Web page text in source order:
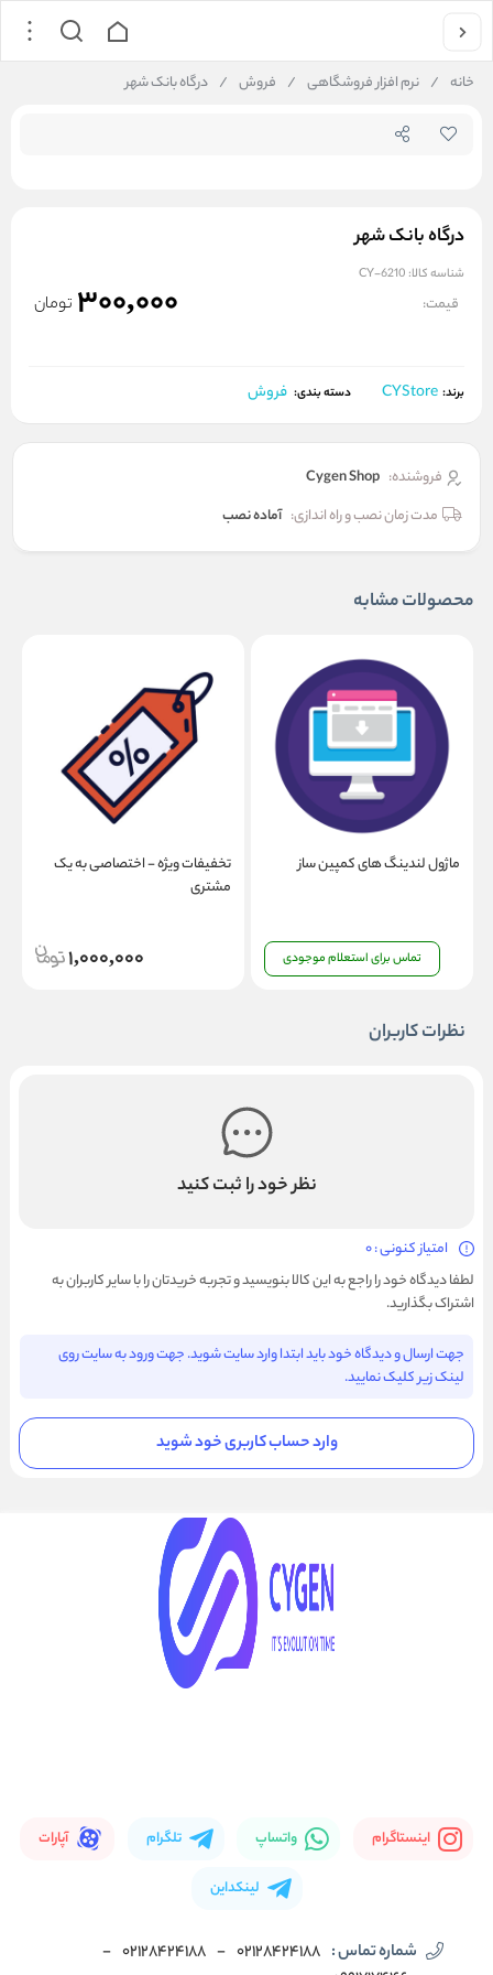
خانه / نرم افزار فروشگاهی / فروش / درگاه بانک شهر
درگاه بانک شهر
شناسه کالا: CY-6210
قیمت: 300,000 تومان
برند: CYStore دسته بندی: فروش
فروشنده: Cygen Shop
مدت زمان نصب و راه اندازی: آماده نصب
محصولات مشابه
ماژول لندینگ های کمپین ساز
تماس برای استعلام موجودی
تخفیفات ویژه - اختصاصی به یک
مشتری
1,000,000
نظرات کاربران
نظر خود را ثبت کنید
امتیاز کنونی : 0
لطفا دیدگاه خود را راجع به این کالا بنویسید و تجربه خریدتان را با سایر کاربران به
اشتراک بگذارید.
جهت ارسال و دیدگاه خود باید ابتدا وارد سایت شوید. جهت ورود به سایت روی
لینک زیر کلیک نمایید.
وارد حساب کاربری خود شوید
اینستاگرام واتساپ تلگرام آپارات
لینکداین
شماره تماس : 02128424188
-
02128424188
-